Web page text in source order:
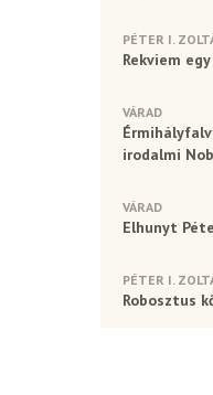
PÉTER I.
Rekviem
VÁRAD
irodalmi
VÁRAD
Elhunyt
PÉTER I.
Robosztus